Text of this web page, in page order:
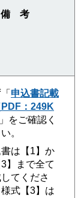
備 考
申込書記載
：249K
」をご確認く
。
は【1】か
】まで全て
てくださ
式【3】は